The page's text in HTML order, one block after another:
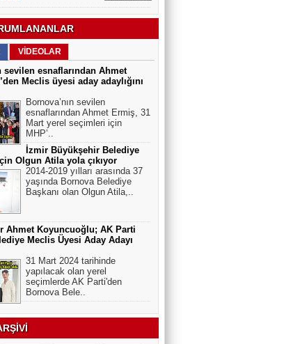
VİDEOLAR
sevilen esnaflarından Ahmet
Meclis üyesi aday adaylığını
Bornova’nın sevilen
esnaflarından Ahmet Ermiş, 31
Mart yerel seçimleri için
MHP’..
İzmir Büyükşehir Belediye
Olgun Atila yola çıkıyor
2014-2019 yılları arasında 37
yaşında Bornova Belediye
Başkanı olan Olgun Atila,..
Ahmet Koyuncuoğlu; AK Parti
Meclis Üyesi Aday Adayı
31 Mart 2024 tarihinde
yapılacak olan yerel
seçimlerde AK Parti'den
Bornova Bele..